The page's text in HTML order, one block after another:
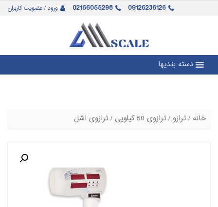
ورود / عضویت کاربران 02166055298 09126236126
دسته بندیها
خانه /ترازو/ترازوی 50 کیلویی / ترازوی اشل